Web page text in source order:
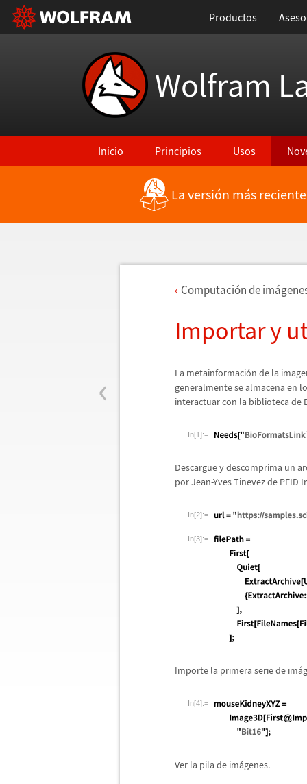
Productos
Wolfram
Inicio Principios Usos
La versión más
‹
Computación de imá
Importar y
La metainformación de la
generalmente se almacena en
interactuar con la biblioteca de
In[1]:=
Descargue y descomprima un
por Jean-Yves Tinevez de PFID
In[2]:=
In[3]:=
Importe la primera serie de imá
In[4]:=
Ver la pila de imágenes.